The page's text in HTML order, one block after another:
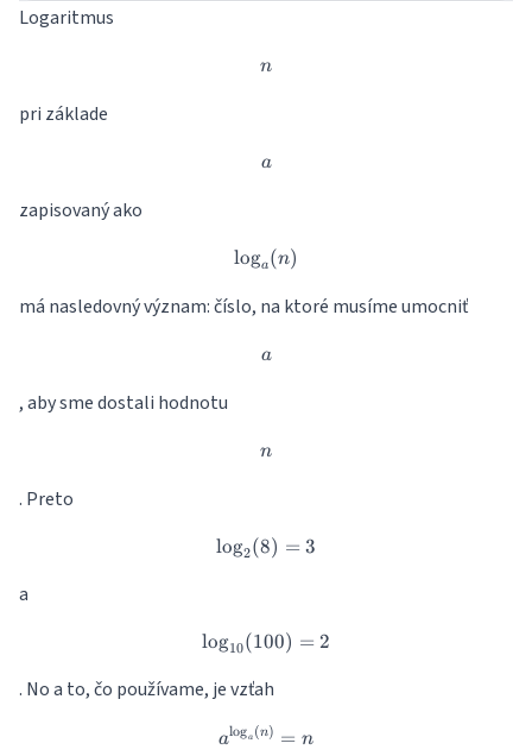
Logaritmus
n
n
pri základe
a
a
zapisovaný ako
\log_a(n)
loga(n)
má nasledovný význam: číslo, na ktoré musíme umocniť
a
a
, aby sme dostali hodnotu
n
n
. Preto
\log_2(8)=3
log2(8) = 3
a
\log_{10}(100)=2
log10(100) = 2
. No a to, čo používame, je vzťah
a^{\log_a(n)}=n
aloga (n) = n